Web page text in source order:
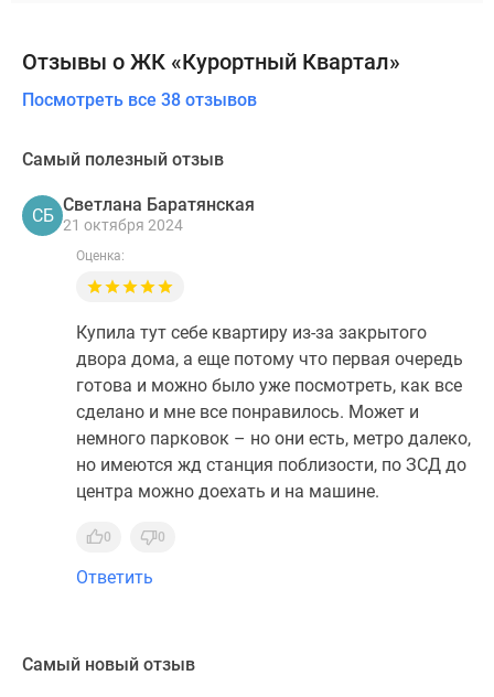
Отзывы о ЖК «Курортный Квартал»
Посмотреть все 38 отзывов
Самый полезный отзыв
СБ
Светлана Баратянская
21 октября 2024
Оценка:
Купила тут себе квартиру из-за закрытого
двора дома, а еще потому что первая очередь
готова и можно было уже посмотреть, как все
сделано и мне все понравилось. Может и
немного парковок – но они есть, метро далеко,
но имеются жд станция поблизости, по ЗСД до
центра можно доехать и на машине.
0 0
Ответить
Самый новый отзыв